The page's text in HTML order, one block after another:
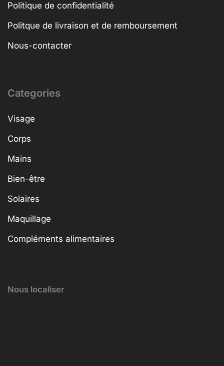
Politique de confidentialité
Politque de livraison et de remboursement
Nous-contacter
Categories
Visage
Corps
Mains
Bien-être
Solaires
Maquillage
Compléments alimentaires
Nous localiser